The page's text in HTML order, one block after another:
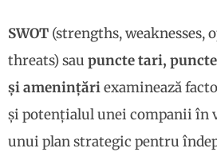
SWOT (strengths, weaknesses,
threats) sau puncte tari,
și amenințăriexaminează
și potențialul unei companii în
unui plan strategic pentru